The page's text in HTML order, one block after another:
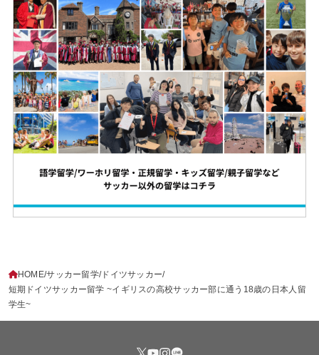
HOME サッカー留学
ドイツサッカー
短期ドイツサッカー留学 ~イギリスの高校サッカー部に通う18歳の日本人留
学生~